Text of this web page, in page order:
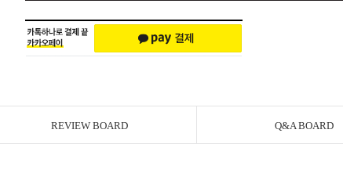
REVIEW BOARD Q&A BOARD